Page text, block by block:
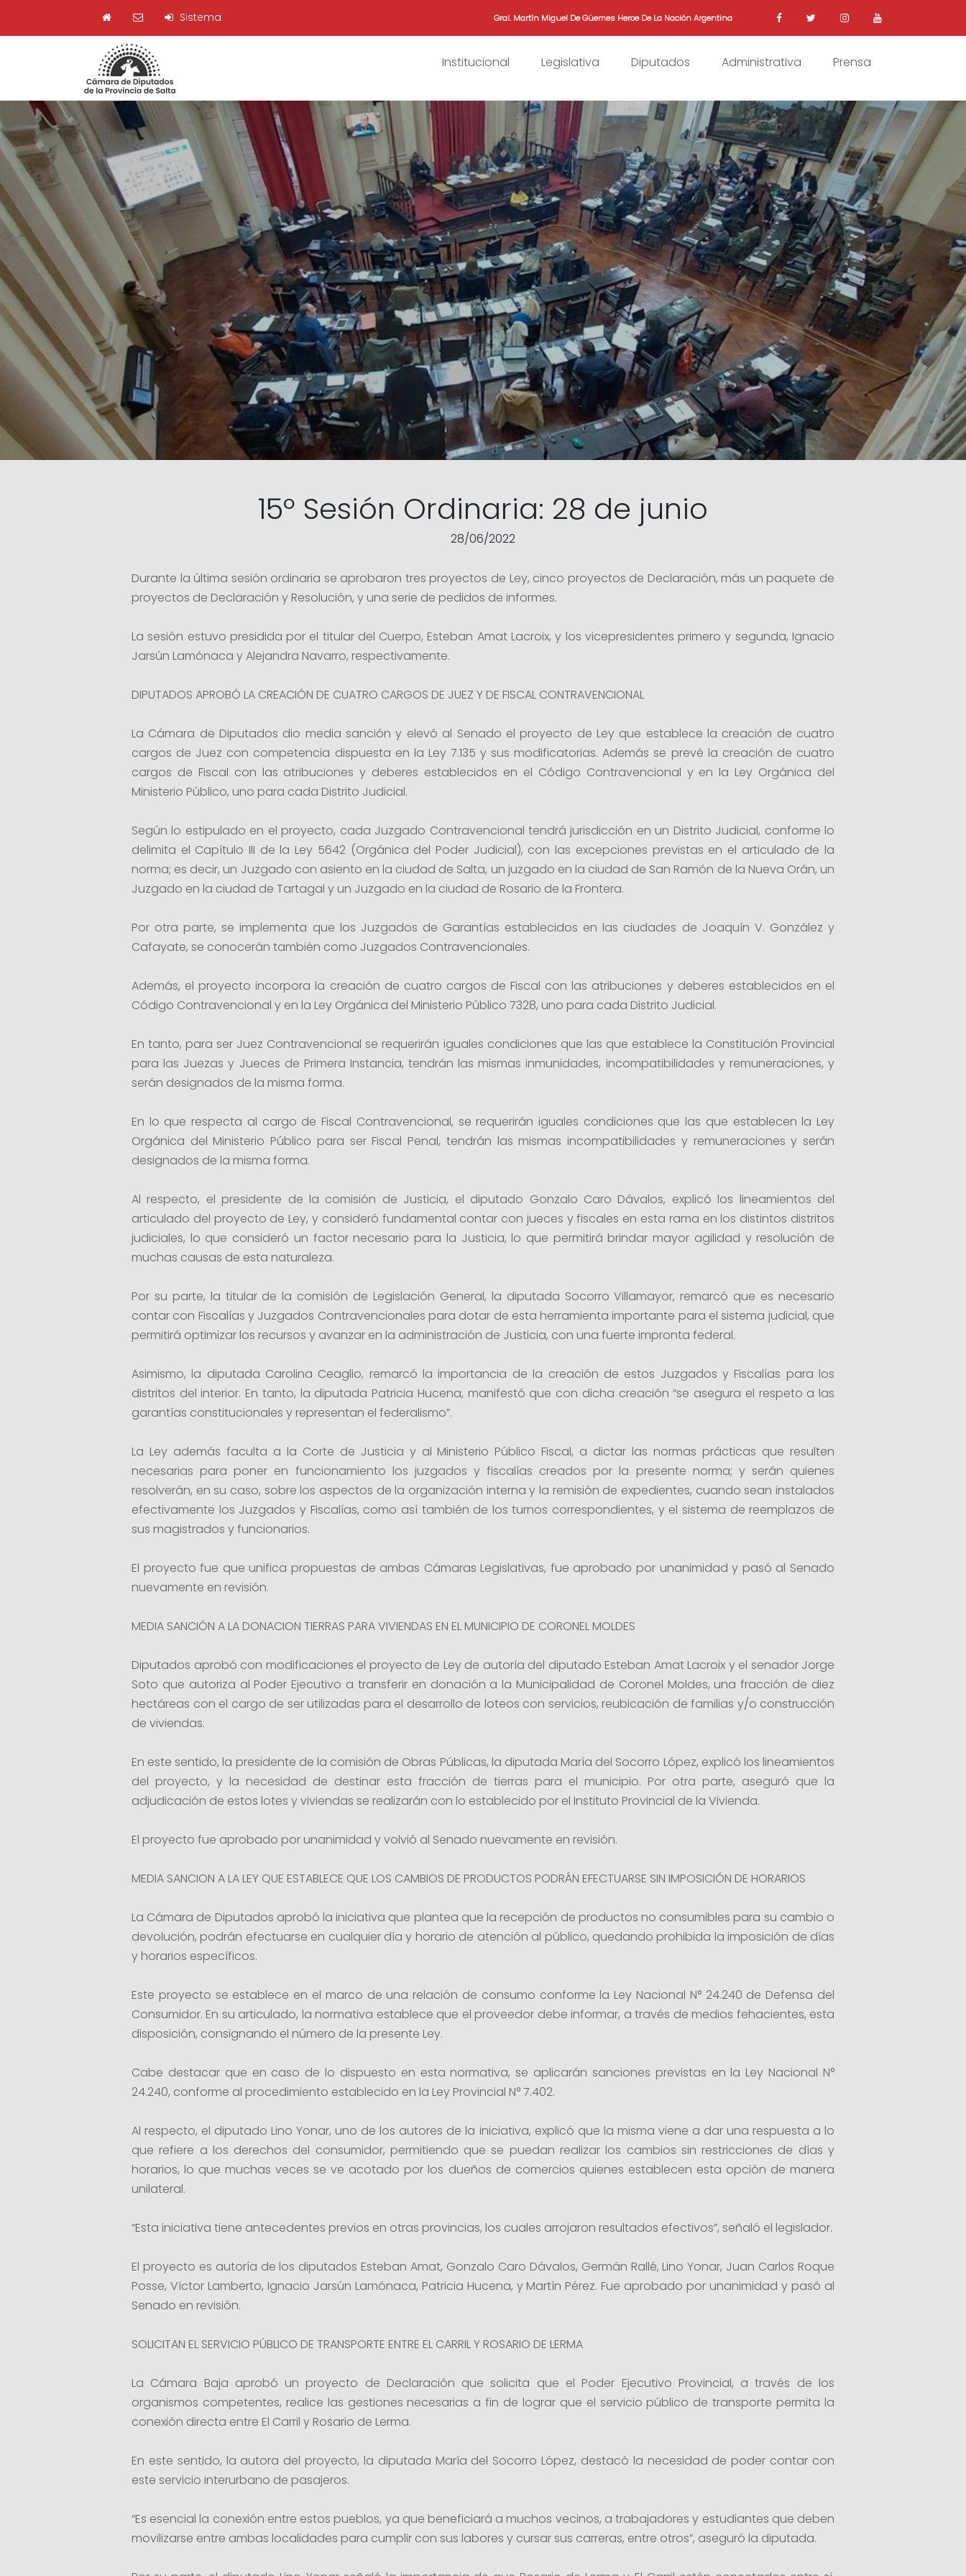
Sistema Gral. Martín Miguel De Güemes Heroe De La Nación Argentina
Institucional Legislativa Diputados Administrativa Prensa
15º Sesión Ordinaria: 28 de junio
28/06/2022
Durante la última sesión ordinaria se aprobaron tres proyectos de Ley, cinco proyectos de Declaración, más un paquete de
proyectos de Declaración y Resolución, y una serie de pedidos de informes.
La sesión estuvo presidida por el titular del Cuerpo, Esteban Amat Lacroix, y los vicepresidentes primero y segunda, Ignacio
Jarsún Lamónaca y Alejandra Navarro, respectivamente.
DIPUTADOS APROBÓ LA CREACIÓN DE CUATRO CARGOS DE JUEZ Y DE FISCAL CONTRAVENCIONAL
La Cámara de Diputados dio media sanción y elevó al Senado el proyecto de Ley que establece la creación de cuatro
cargos de Juez con competencia dispuesta en la Ley 7.135 y sus modificatorias. Además se prevé la creación de cuatro
cargos de Fiscal con las atribuciones y deberes establecidos en el Código Contravencional y en la Ley Orgánica del
Ministerio Público, uno para cada Distrito Judicial.
Según lo estipulado en el proyecto, cada Juzgado Contravencional tendrá jurisdicción en un Distrito Judicial, conforme lo
delimita el Capítulo III de la Ley 5642 (Orgánica del Poder Judicial), con las excepciones previstas en el articulado de la
norma; es decir, un Juzgado con asiento en la ciudad de Salta, un juzgado en la ciudad de San Ramón de la Nueva Orán, un
Juzgado en la ciudad de Tartagal y un Juzgado en la ciudad de Rosario de la Frontera.
Por otra parte, se implementa que los Juzgados de Garantías establecidos en las ciudades de Joaquín V. González y
Cafayate, se conocerán también como Juzgados Contravencionales.
Además, el proyecto incorpora la creación de cuatro cargos de Fiscal con las atribuciones y deberes establecidos en el
Código Contravencional y en la Ley Orgánica del Ministerio Público 7328, uno para cada Distrito Judicial.
En tanto, para ser Juez Contravencional se requerirán iguales condiciones que las que establece la Constitución Provincial
para las Juezas y Jueces de Primera Instancia, tendrán las mismas inmunidades, incompatibilidades y remuneraciones, y
serán designados de la misma forma.
En lo que respecta al cargo de Fiscal Contravencional, se requerirán iguales condiciones que las que establecen la Ley
Orgánica del Ministerio Público para ser Fiscal Penal, tendrán las mismas incompatibilidades y remuneraciones y serán
designados de la misma forma.
Al respecto, el presidente de la comisión de Justicia, el diputado Gonzalo Caro Dávalos, explicó los lineamientos del
articulado del proyecto de Ley, y consideró fundamental contar con jueces y fiscales en esta rama en los distintos distritos
judiciales, lo que consideró un factor necesario para la Justicia, lo que permitirá brindar mayor agilidad y resolución de
muchas causas de esta naturaleza.
Por su parte, la titular de la comisión de Legislación General, la diputada Socorro Villamayor, remarcó que es necesario
contar con Fiscalías y Juzgados Contravencionales para dotar de esta herramienta importante para el sistema judicial, que
permitirá optimizar los recursos y avanzar en la administración de Justicia, con una fuerte impronta federal.
Asimismo, la diputada Carolina Ceaglio, remarcó la importancia de la creación de estos Juzgados y Fiscalías para los
distritos del interior. En tanto, la diputada Patricia Hucena, manifestó que con dicha creación “se asegura el respeto a las
garantías constitucionales y representan el federalismo”.
La Ley además faculta a la Corte de Justicia y al Ministerio Público Fiscal, a dictar las normas prácticas que resulten
necesarias para poner en funcionamiento los juzgados y fiscalías creados por la presente norma; y serán quienes
resolverán, en su caso, sobre los aspectos de la organización interna y la remisión de expedientes, cuando sean instalados
efectivamente los Juzgados y Fiscalías, como así también de los turnos correspondientes, y el sistema de reemplazos de
sus magistrados y funcionarios.
El proyecto fue que unifica propuestas de ambas Cámaras Legislativas, fue aprobado por unanimidad y pasó al Senado
nuevamente en revisión.
MEDIA SANCIÓN A LA DONACION TIERRAS PARA VIVIENDAS EN EL MUNICIPIO DE CORONEL MOLDES
Diputados aprobó con modificaciones el proyecto de Ley de autoría del diputado Esteban Amat Lacroix y el senador Jorge
Soto que autoriza al Poder Ejecutivo a transferir en donación a la Municipalidad de Coronel Moldes, una fracción de diez
hectáreas con el cargo de ser utilizadas para el desarrollo de loteos con servicios, reubicación de familias y/o construcción
de viviendas.
En este sentido, la presidente de la comisión de Obras Públicas, la diputada María del Socorro López, explicó los lineamientos
del proyecto, y la necesidad de destinar esta fracción de tierras para el municipio. Por otra parte, aseguró que la
adjudicación de estos lotes y viviendas se realizarán con lo establecido por el Instituto Provincial de la Vivienda.
El proyecto fue aprobado por unanimidad y volvió al Senado nuevamente en revisión.
MEDIA SANCION A LA LEY QUE ESTABLECE QUE LOS CAMBIOS DE PRODUCTOS PODRÁN EFECTUARSE SIN IMPOSICIÓN DE HORARIOS
La Cámara de Diputados aprobó la iniciativa que plantea que la recepción de productos no consumibles para su cambio o
devolución, podrán efectuarse en cualquier día y horario de atención al público, quedando prohibida la imposición de días
y horarios específicos.
Este proyecto se establece en el marco de una relación de consumo conforme la Ley Nacional N° 24.240 de Defensa del
Consumidor. En su articulado, la normativa establece que el proveedor debe informar, a través de medios fehacientes, esta
disposición, consignando el número de la presente Ley.
Cabe destacar que en caso de lo dispuesto en esta normativa, se aplicarán sanciones previstas en la Ley Nacional N°
24.240, conforme al procedimiento establecido en la Ley Provincial N° 7.402.
Al respecto, el diputado Lino Yonar, uno de los autores de la iniciativa, explicó que la misma viene a dar una respuesta a lo
que refiere a los derechos del consumidor, permitiendo que se puedan realizar los cambios sin restricciones de días y
horarios, lo que muchas veces se ve acotado por los dueños de comercios quienes establecen esta opción de manera
unilateral.
“Esta iniciativa tiene antecedentes previos en otras provincias, los cuales arrojaron resultados efectivos”, señaló el legislador.
El proyecto es autoría de los diputados Esteban Amat, Gonzalo Caro Dávalos, Germán Rallé, Lino Yonar, Juan Carlos Roque
Posse, Víctor Lamberto, Ignacio Jarsún Lamónaca, Patricia Hucena, y Martín Pérez. Fue aprobado por unanimidad y pasó al
Senado en revisión.
SOLICITAN EL SERVICIO PÚBLICO DE TRANSPORTE ENTRE EL CARRIL Y ROSARIO DE LERMA
La Cámara Baja aprobó un proyecto de Declaración que solicita que el Poder Ejecutivo Provincial, a través de los
organismos competentes, realice las gestiones necesarias a fin de lograr que el servicio público de transporte permita la
conexión directa entre El Carril y Rosario de Lerma.
En este sentido, la autora del proyecto, la diputada María del Socorro López, destacó la necesidad de poder contar con
este servicio interurbano de pasajeros.
“Es esencial la conexión entre estos pueblos, ya que beneficiará a muchos vecinos, a trabajadores y estudiantes que deben
movilizarse entre ambas localidades para cumplir con sus labores y cursar sus carreras, entre otros”, aseguró la diputada.